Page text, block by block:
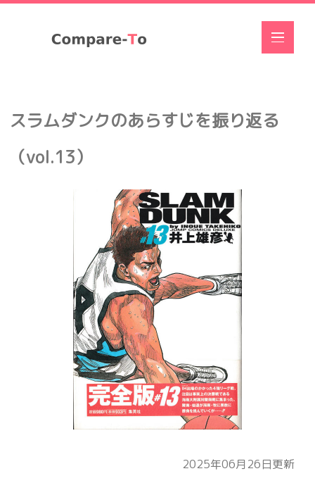
スラムダンクのあらすじを振り返る
（vol.13）
2025年06月26日更新